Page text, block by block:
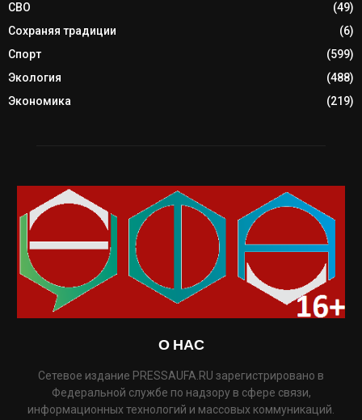
СВО
(49)
Сохраняя традиции
(6)
Спорт
(599)
Экология
(488)
Экономика
(219)
О НАС
Сетевое издание PRESSAUFA.RU зарегистрировано в
Федеральной службе по надзору в сфере связи,
информационных технологий и массовых коммуникаций.